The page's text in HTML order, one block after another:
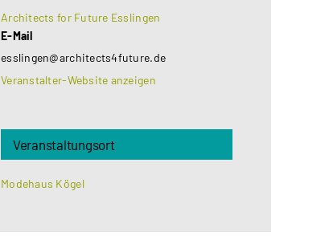
Architects for Future Esslingen
E-Mail
esslingen@architects4future.de
Veranstalter-Website anzeigen
Veranstaltungsort
Modehaus Kögel